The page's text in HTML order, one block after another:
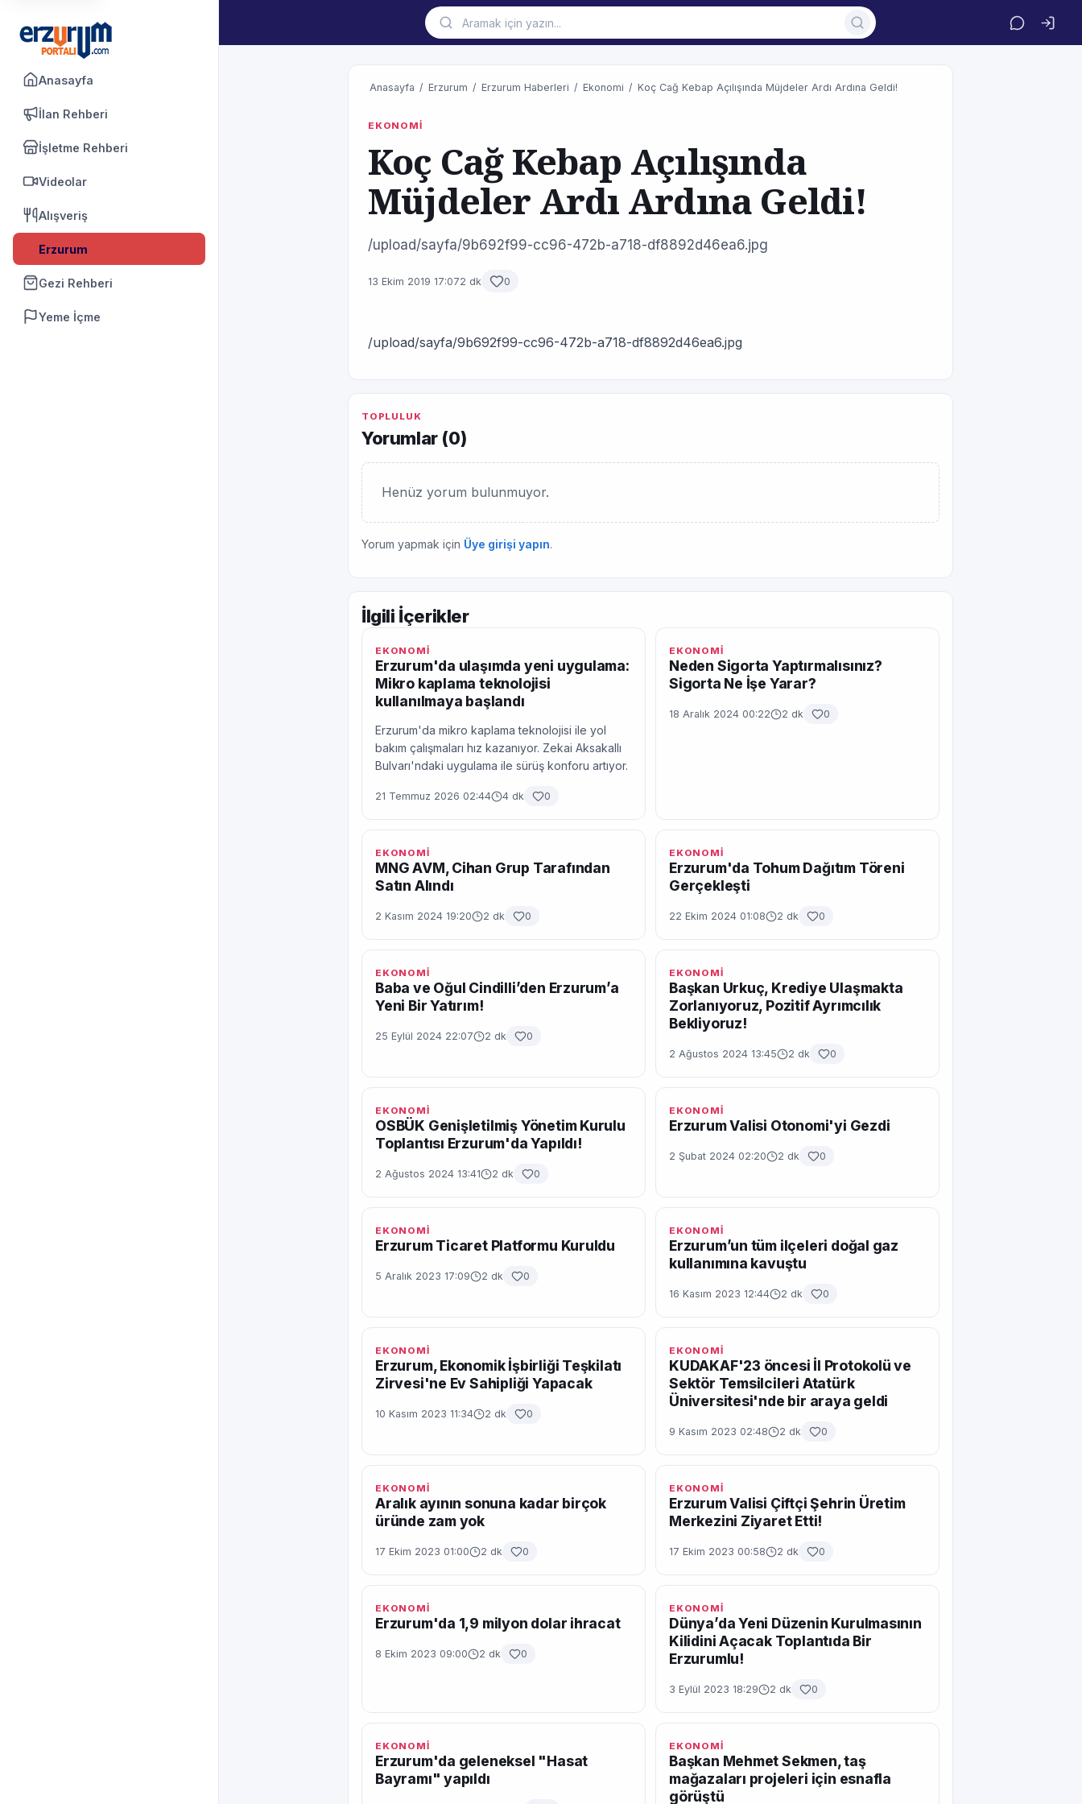
Anasayfa
İlan Rehberi
İşletme Rehberi
Videolar
Alışveriş
Erzurum
Gezi Rehberi
Yeme İçme
Anasayfa / Erzurum / Erzurum Haberleri / Ekonomi / Koç Cağ Kebap Açılışında Müjdeler Ardı Ardına Geldi!
EKONOMİ
Koç Cağ Kebap Açılışında
Müjdeler Ardı Ardına Geldi!
/upload/sayfa/9b692f99-cc96-472b-a718-df8892d46ea6.jpg
13 Ekim 2019 17:072 dk 0
/upload/sayfa/9b692f99-cc96-472b-a718-df8892d46ea6.jpg
TOPLULUK
Yorumlar (0)
Henüz yorum bulunmuyor.
Yorum yapmak için Üye girişi yapın.
İlgili İçerikler
EKONOMİ
Erzurum'da ulaşımda yeni uygulama:
Mikro kaplama teknolojisi
kullanılmaya başlandı
Erzurum'da mikro kaplama teknolojisi ile yol
bakım çalışmaları hız kazanıyor. Zekai Aksakallı
Bulvarı'ndaki uygulama ile sürüş konforu artıyor.
21 Temmuz 2026 02:44 4 dk 0
EKONOMİ
Neden Sigorta Yaptırmalısınız?
Sigorta Ne İşe Yarar?
18 Aralık 2024 00:22 2 dk 0
EKONOMİ
MNG AVM, Cihan Grup Tarafından
Satın Alındı
2 Kasım 2024 19:20 2 dk 0
EKONOMİ
Erzurum'da Tohum Dağıtım Töreni
Gerçekleşti
22 Ekim 2024 01:08 2 dk 0
EKONOMİ
Baba ve Oğul Cindilli’den Erzurum’a
Yeni Bir Yatırım!
25 Eylül 2024 22:07 2 dk 0
EKONOMİ
Başkan Urkuç, Krediye Ulaşmakta
Zorlanıyoruz, Pozitif Ayrımcılık
Bekliyoruz!
2 Ağustos 2024 13:45 2 dk 0
EKONOMİ
OSBÜK Genişletilmiş Yönetim Kurulu
Toplantısı Erzurum'da Yapıldı!
2 Ağustos 2024 13:41 2 dk 0
EKONOMİ
Erzurum Valisi Otonomi'yi Gezdi
2 Şubat 2024 02:20 2 dk 0
EKONOMİ
Erzurum Ticaret Platformu Kuruldu
5 Aralık 2023 17:09 2 dk 0
EKONOMİ
Erzurum’un tüm ilçeleri doğal gaz
kullanımına kavuştu
16 Kasım 2023 12:44 2 dk 0
EKONOMİ
Erzurum, Ekonomik İşbirliği Teşkilatı
Zirvesi'ne Ev Sahipliği Yapacak
10 Kasım 2023 11:34 2 dk 0
EKONOMİ
KUDAKAF'23 öncesi İl Protokolü ve
Sektör Temsilcileri Atatürk
Üniversitesi'nde bir araya geldi
9 Kasım 2023 02:48 2 dk 0
EKONOMİ
Aralık ayının sonuna kadar birçok
üründe zam yok
17 Ekim 2023 01:00 2 dk 0
EKONOMİ
Erzurum Valisi Çiftçi Şehrin Üretim
Merkezini Ziyaret Etti!
17 Ekim 2023 00:58 2 dk 0
EKONOMİ
Erzurum'da 1,9 milyon dolar ihracat
8 Ekim 2023 09:00 2 dk 0
EKONOMİ
Dünya’da Yeni Düzenin Kurulmasının
Kilidini Açacak Toplantıda Bir
Erzurumlu!
3 Eylül 2023 18:29 2 dk 0
EKONOMİ
Erzurum'da geleneksel "Hasat
Bayramı" yapıldı
EKONOMİ
Başkan Mehmet Sekmen, taş
mağazaları projeleri için esnafla
görüştü